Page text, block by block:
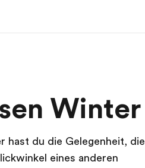
Alle Programme ansehen
Winter
hast du die Gelegenheit, die
eines anderen